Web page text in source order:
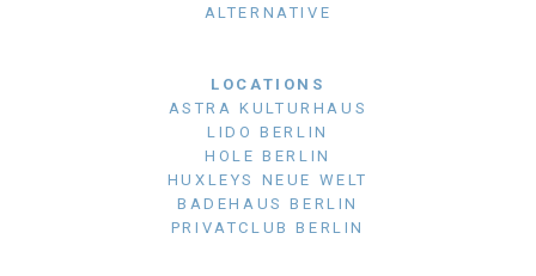
ALTERNATIVE
LOCATIONS
ASTRA KULTURHAUS
LIDO BERLIN
HOLE BERLIN
HUXLEYS NEUE WELT
BADEHAUS BERLIN
PRIVATCLUB BERLIN